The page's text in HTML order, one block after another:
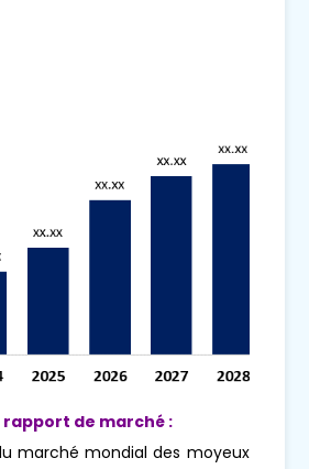
de marché :
marché mondial des moyeux